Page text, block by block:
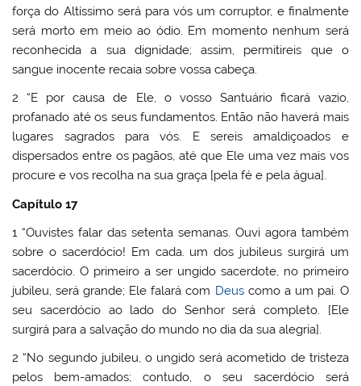
força do Altíssimo será para vós um corruptor, e finalmente
será morto em meio ao ódio. Em momento nenhum será
reconhecida a sua dignidade; assim, permitireis que o
sangue inocente recaia sobre vossa cabeça.
2 “E por causa de Ele, o vosso Santuário ficará vazio,
profanado até os seus fundamentos. Então não haverá mais
lugares sagrados para vós. E sereis amaldiçoados e
dispersados entre os pagãos, até que Ele uma vez mais vos
procure e vos recolha na sua graça [pela fé e pela água].
Capítulo 17
1 “Ouvistes falar das setenta semanas. Ouvi agora também
sobre o sacerdócio! Em cada. um dos jubileus surgirá um
sacerdócio. O primeiro a ser ungido sacerdote, no primeiro
jubileu, será grande; Ele falará com Deuscomo a um pai. O
seu sacerdócio ao lado do Senhor será completo. [Ele
surgirá para a salvação do mundo no dia da sua alegria].
2 “No segundo jubileu, o ungido será acometido de tristeza
pelos bem-amados; contudo, o seu sacerdócio será